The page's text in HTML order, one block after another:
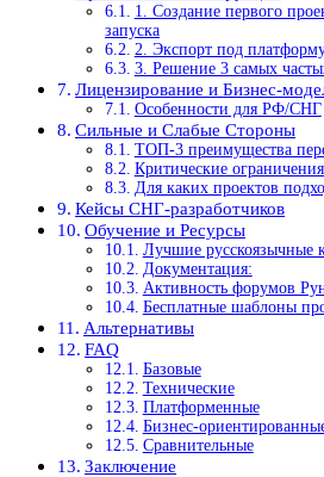
1. Создание первого
запуска
2. Экспорт под
3. Решение 3 самых
Лицензирование и Бизнес-
Особенности для РФ/СНГ
Сильные и Слабые Стороны
ТОП-3 преимущества
Критические
Для каких проектов
Кейсы СНГ-разработчиков
Обучение и Ресурсы
Лучшие русскоязычные
Документация:
Активность форумов
Бесплатные шаблоны
Альтернативы
FAQ
Базовые
Технические
Платформенные
Бизнес-
Сравнительные
Заключение